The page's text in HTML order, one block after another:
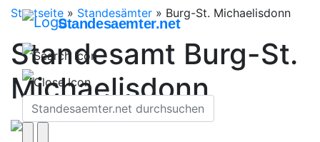
Standesaemter.net
Startseite » Standesämter » Burg-St. Michaelisdonn
Standesamt Burg-St.
Michaelisdonn